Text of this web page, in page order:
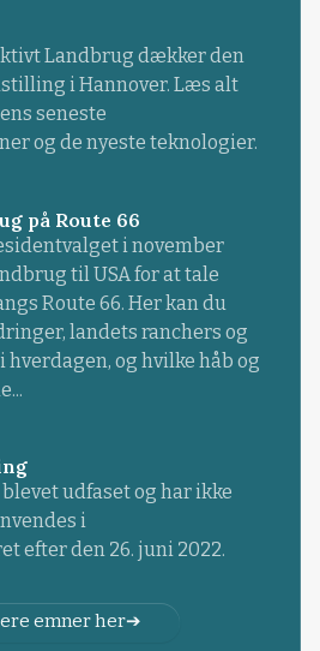
Landbrug dækker den
i Hannover. Læs alt
seneste
og de nyeste teknologier.
på Route 66
i november
til USA for at tale
Route 66. Her kan du
landets ranchers og
og hvilke håb og
udfaset og har ikke
i
efter den 26. juni 2022.
emner her